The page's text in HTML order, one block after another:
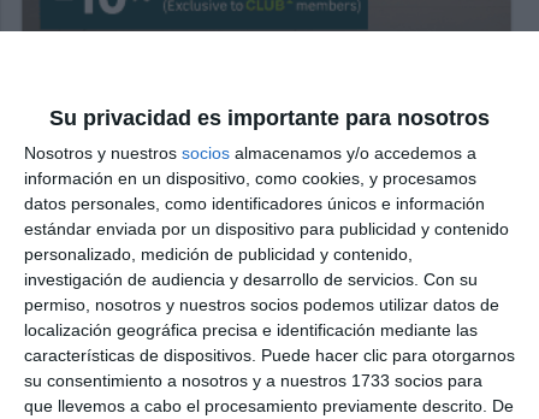
Su privacidad es importante para nosotros
Nosotros y nuestros socios almacenamos y/o accedemos a
información en un dispositivo, como cookies, y procesamos
datos personales, como identificadores únicos e información
estándar enviada por un dispositivo para publicidad y contenido
personalizado, medición de publicidad y contenido,
investigación de audiencia y desarrollo de servicios. Con su
permiso, nosotros y nuestros socios podemos utilizar datos de
localización geográfica precisa e identificación mediante las
características de dispositivos. Puede hacer clic para otorgarnos
su consentimiento a nosotros y a nuestros 1733 socios para
que llevemos a cabo el procesamiento previamente descrito. De